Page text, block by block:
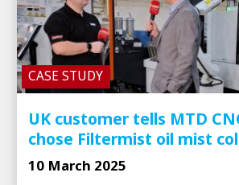
CASE STUDY
UK customer tells MTD
chose Filtermist oil mist
10 March 2025